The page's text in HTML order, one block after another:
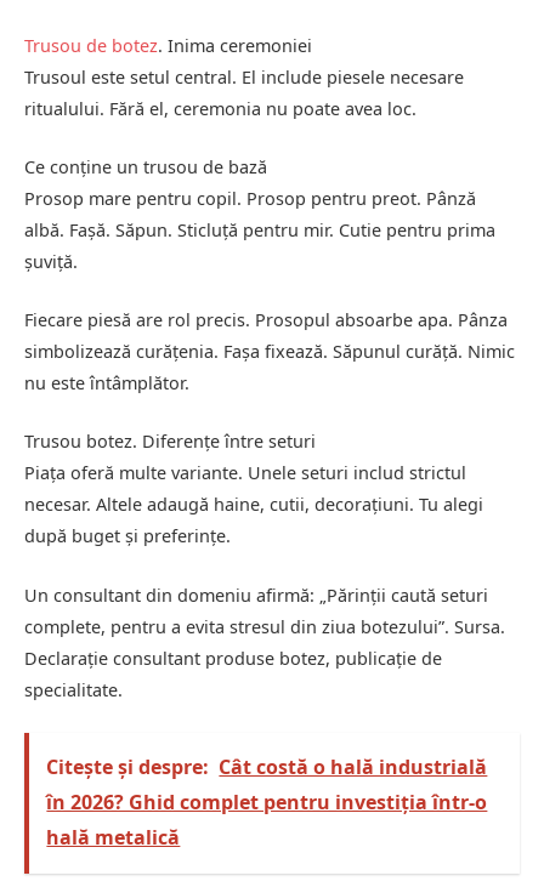
Trusou de botez. Inima ceremoniei
Trusoul este setul central. El include piesele necesare
ritualului. Fără el, ceremonia nu poate avea loc.
Ce conține un trusou de bază
Prosop mare pentru copil. Prosop pentru preot. Pânză
albă. Fașă. Săpun. Sticluță pentru mir. Cutie pentru prima
șuviță.
Fiecare piesă are rol precis. Prosopul absoarbe apa. Pânza
simbolizează curățenia. Fașa fixează. Săpunul curăță. Nimic
nu este întâmplător.
Trusou botez. Diferențe între seturi
Piața oferă multe variante. Unele seturi includ strictul
necesar. Altele adaugă haine, cutii, decorațiuni. Tu alegi
după buget și preferințe.
Un consultant din domeniu afirmă: „Părinții caută seturi
complete, pentru a evita stresul din ziua botezului”. Sursa.
Declarație consultant produse botez, publicație de
specialitate.
Citește și despre: Cât costă o hală industrială
în 2026? Ghid complet pentru investiția într-o
hală metalică